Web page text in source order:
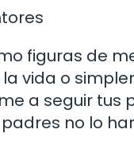
figuras de
vida o
a seguir tus
no lo